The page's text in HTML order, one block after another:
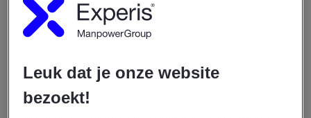
Dit ga je doen
Ondersteunen van eindgebruikers bij werkplek-
en Microsoft-gerelateerde vragen (Windows,
Office 365, AD);
Leuk dat je onze website
bezoekt!